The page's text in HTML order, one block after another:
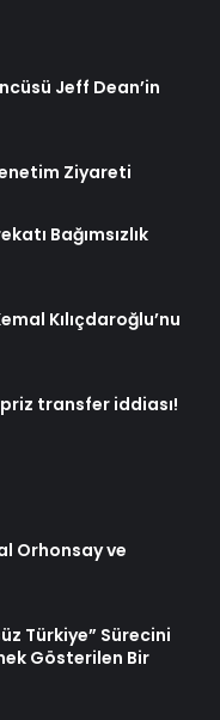
Jeff Dean’in
Ziyareti
Bağımsızlık
Kılıçdaroğlu’nu
transfer iddiası!
Orhonsay ve
Türkiye” Sürecini
Gösterilen Bir